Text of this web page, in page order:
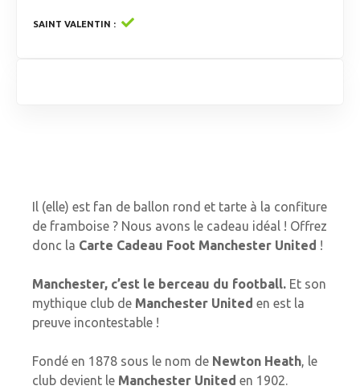
SAINT VALENTIN
Il (elle) est fan de ballon rond et tarte à la confiture
de framboise ? Nous avons le cadeau idéal ! Offrez
donc la Carte Cadeau Foot Manchester United !
Manchester, c’est le berceau du football. Et son
mythique club de Manchester United en est la
preuve incontestable !
Fondé en 1878 sous le nom de Newton Heath, le
club devient le Manchester United en 1902.